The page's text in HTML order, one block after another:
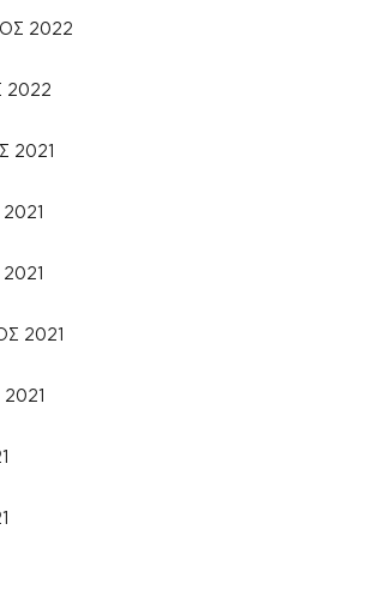
2022
2022
2021
2021